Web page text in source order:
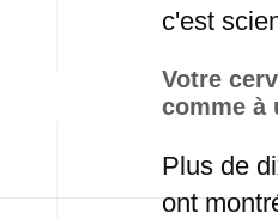
c'est
Votre
comme à
Plus de
ont